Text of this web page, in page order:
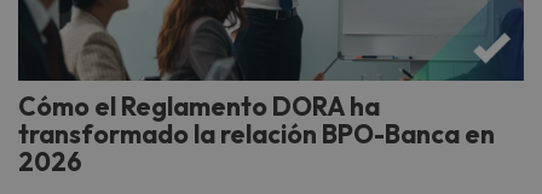
Cómo el Reglamento DORA ha
transformado la relación BPO-Banca en
2026